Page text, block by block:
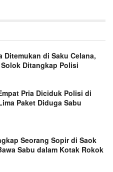
Ditemukan di Saku Celana,
Ditangkap Polisi
Pria Diciduk Polisi di
Paket Diduga Sabu
Seorang Sopir di Saok
Sabu dalam Kotak Rokok